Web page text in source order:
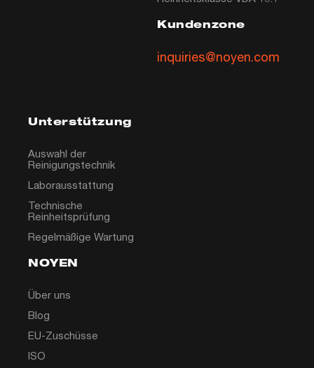
Kundenzone
inquiries@noyen.com
Unterstützung
Auswahl der
Reinigungstechnik
Laborausstattung
Technische
Reinheitsprüfung
Regelmäßige Wartung
NOYEN
Über uns
Blog
EU-Zuschüsse
ISO